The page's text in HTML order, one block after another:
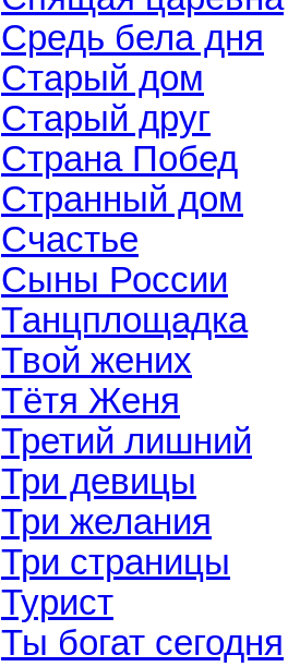
Средь бела дня
Старый дом
Старый друг
Страна Побед
Странный дом
Счастье
Сыны России
Танцплощадка
Твой жених
Тётя Женя
Третий лишний
Три девицы
Три желания
Три страницы
Турист
Ты богат сегодня